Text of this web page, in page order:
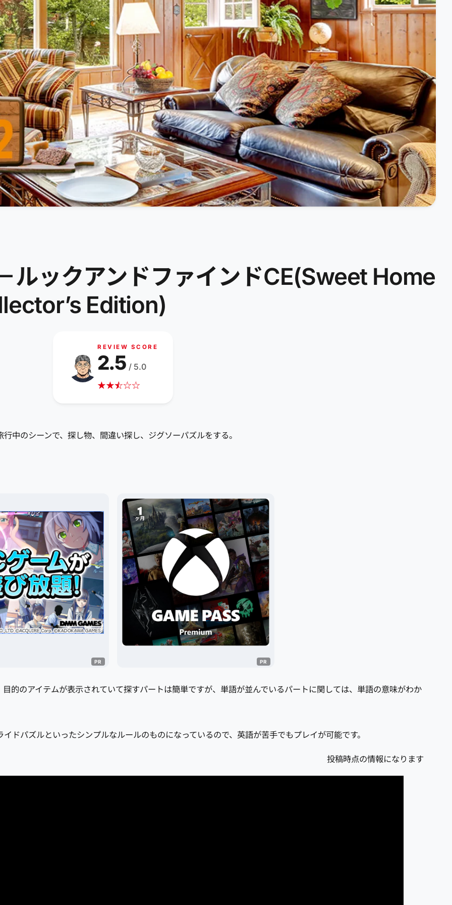
ルックアンドファインドCE(Sweet Home
Edition)
REVIEW SCORE
★★☆
★☆☆
2.5 / 5.0
中のシーンで、探し物、間違い探し、ジグソーパズルをする。
的のアイテムが表示されていて探すパートは簡単ですが、単語が並んでいるパートに関しては、単語の意味がわか
ドパズルといったシンプルなルールのものになっているので、英語が苦手でもプレイが可能です。
投稿時点の情報になります